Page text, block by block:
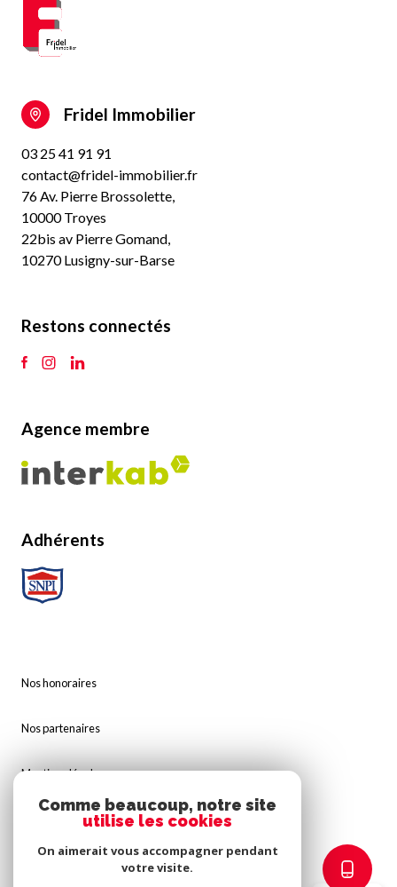
Fridel Immobilier
03 25 41 91 91
contact@fridel-immobilier.fr
76 Av. Pierre Brossolette,
10000 Troyes
22bis av Pierre Gomand,
10270 Lusigny-sur-Barse
Restons connectés
Agence membre
Adhérents
Nos honoraires
Nos partenaires
Mentions légales
Comme beaucoup, notre site
utilise les cookies
On aimerait vous accompagner pendant
votre visite.